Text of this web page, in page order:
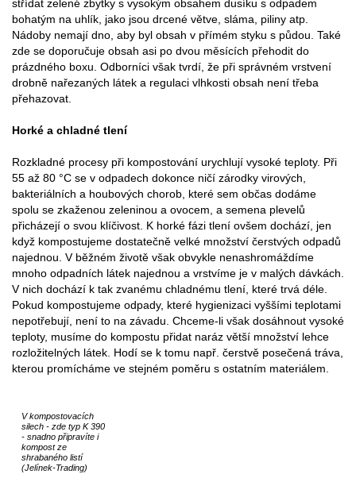
střídat zelené zbytky s vysokým obsahem dusíku s odpadem
bohatým na uhlík, jako jsou drcené větve, sláma, piliny atp.
Nádoby nemají dno, aby byl obsah v přímém styku s půdou. Také
zde se doporučuje obsah asi po dvou měsících přehodit do
prázdného boxu. Odborníci však tvrdí, že při správném vrstvení
drobně nařezaných látek a regulaci vlhkosti obsah není třeba
přehazovat.
Horké a chladné tlení
Rozkladné procesy při kompostování urychlují vysoké teploty. Při
55 až 80 °C se v odpadech dokonce ničí zárodky virových,
bakteriálních a houbových chorob, které sem občas dodáme
spolu se zkaženou zeleninou a ovocem, a semena plevelů
přicházejí o svou klíčivost. K horké fázi tlení ovšem dochází, jen
když kompostujeme dostatečně velké množství čerstvých odpadů
najednou. V běžném životě však obvykle nenashromáždíme
mnoho odpadních látek najednou a vrstvíme je v malých dávkách.
V nich dochází k tak zvanému chladnému tlení, které trvá déle.
Pokud kompostujeme odpady, které hygienizaci vyššími teplotami
nepotřebují, není to na závadu. Chceme-li však dosáhnout vysoké
teploty, musíme do kompostu přidat naráz větší množství lehce
rozložitelných látek. Hodí se k tomu např. čerstvě posečená tráva,
kterou promícháme ve stejném poměru s ostatním materiálem.
V kompostovacích
silech - zde typ K 390
- snadno připravíte i
kompost ze
shrabaného listí
(Jelínek-Trading)